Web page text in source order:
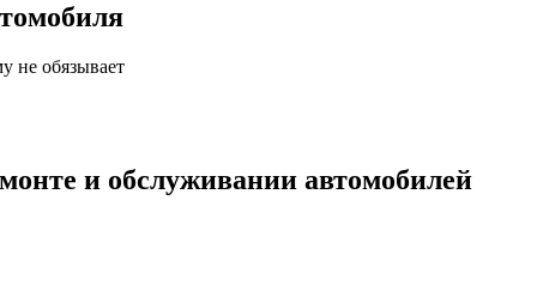
не обязывает
и обслуживании автомобилей